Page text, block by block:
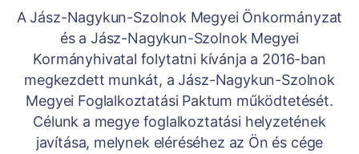
A Jász-Nagykun-Szolnok Megyei Önkormányzat
és a Jász-Nagykun-Szolnok Megyei
Kormányhivatal folytatni kívánja a 2016-ban
megkezdett munkát, a Jász-Nagykun-Szolnok
Megyei Foglalkoztatási Paktum működtetését.
Célunk a megye foglalkoztatási helyzetének
javítása, melynek eléréséhez az Ön és cége